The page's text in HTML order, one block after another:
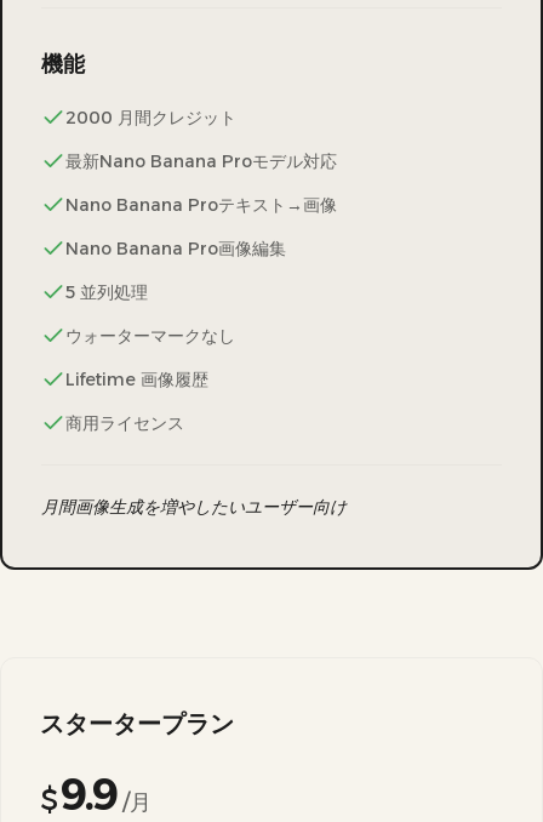
機能
2000 月間クレジット
最新Nano Banana Proモデル対応
Nano Banana Proテキスト→画像
Nano Banana Pro画像編集
5 並列処理
ウォーターマークなし
Lifetime 画像履歴
商用ライセンス
月間画像生成を増やしたいユーザー向け
スタータープラン
$9.9 /月